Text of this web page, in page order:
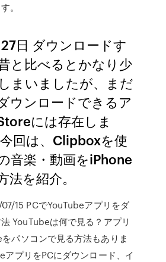
。
日 ダウンロードす
と比べるとかなり少
まいましたが、まだ
ウンロードできるア
には存在しま
回は、Clipboxを使
音楽・動画をiPhone
法を紹介。
15 PCでYouTubeアプリをダ
YouTubeは何で見る？アプリ
パソコンで見る方法もありま
アプリをPCにダウンロード、イ